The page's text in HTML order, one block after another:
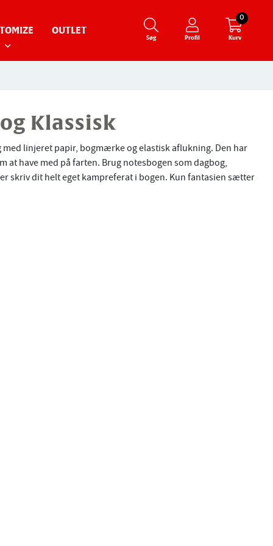
OUTLET
Søg Profil Kurv
0
Klassisk
med linjeret papir, bogmærke og elastisk aflukning. Den har
at have med på farten. Brug notesbogen som dagbog,
skriv dit helt eget kampreferat i bogen. Kun fantasien sætter